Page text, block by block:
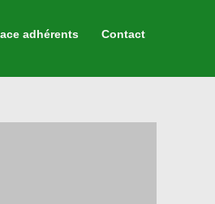
adhérents Contact